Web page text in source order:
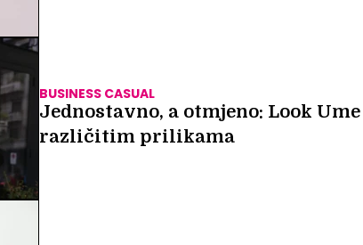
BUSINESS CASUAL
Jednostavno, a otmjeno: Look
različitim prilikama